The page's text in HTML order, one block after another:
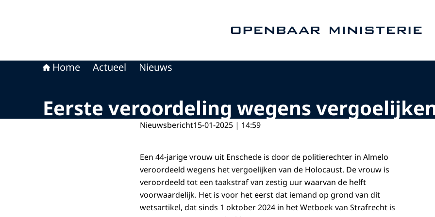
Home Actueel Nieuws
Eerste veroordeling wegens
Nieuwsbericht15-01-2025 | 14:59
Een 44-jarige vrouw uit Enschede is door de politierechter in Almelo
veroordeeld wegens het vergoelijken van de Holocaust. De vrouw is
veroordeeld tot een taakstraf van zestig uur waarvan de helft
voorwaardelijk. Het is voor het eerst dat iemand op grond van dit
wetsartikel, dat sinds 1 oktober 2024 in het Wetboek van Strafrecht is